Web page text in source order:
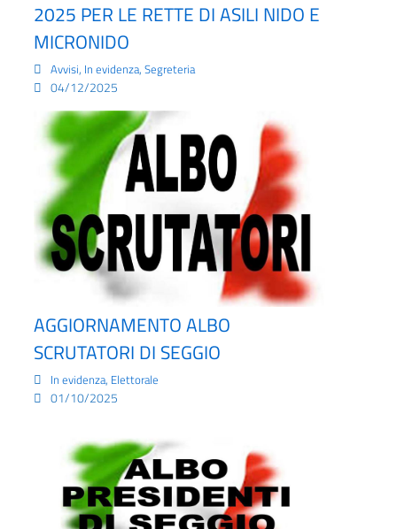
2025 PER LE RETTE DI ASILI NIDO E
MICRONIDO
Avvisi, In evidenza, Segreteria
04/12/2025
AGGIORNAMENTO ALBO
SCRUTATORI DI SEGGIO
In evidenza, Elettorale
01/10/2025